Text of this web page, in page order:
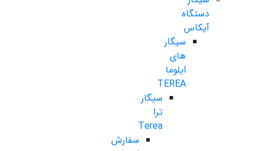
دستگاه
آیکاس
سیگار
های
ایلوما
TEREA
سیگار
ترا
Terea
سفارش